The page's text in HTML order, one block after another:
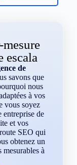
escala
de
savons que
nous
à vos
vous soyez
entreprise de
et vos
SEO qui
obtenez un
mesurables à